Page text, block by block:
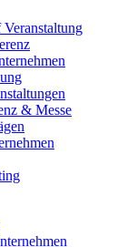
& Messe